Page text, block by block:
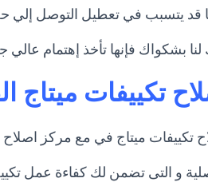
قد يتسبب في تعطيل التوصل إلي
بشكواك فإنها تأخذ إهتمام
تكييفات ميتاج
تكييفات ميتاج في مع مركز اصلاح
و التى تضمن لك كفاءة عمل